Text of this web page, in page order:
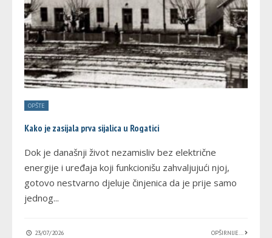
OPŠTE
Kako je zasijala prva sijalica u Rogatici
Dok je današnji život nezamisliv bez električne
energije i uređaja koji funkcionišu zahvaljujući njoj,
gotovo nestvarno djeluje činjenica da je prije samo
jednog...
23/07/2026 OPŠIRNIJE...